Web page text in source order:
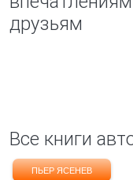
друзьям
Все книги
ПЬЕР ЯСЕНЕВ